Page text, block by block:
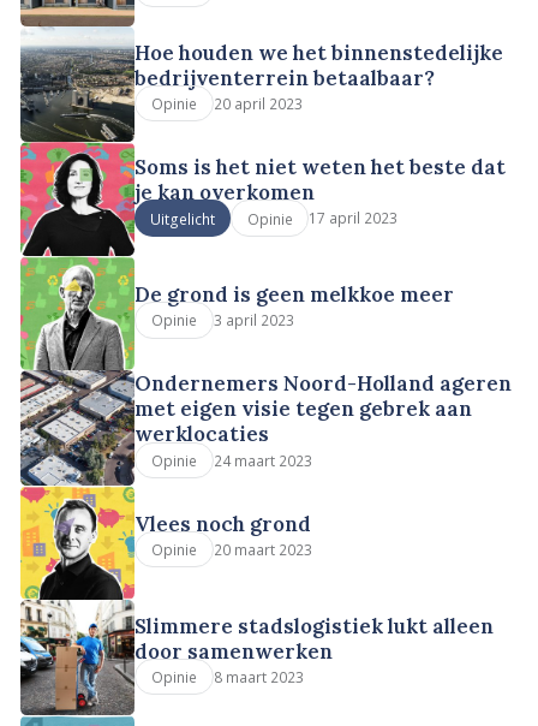
Hoe houden we het binnenstedelijke
bedrijventerrein betaalbaar?
Opinie 20 april 2023
Soms is het niet weten het beste dat
je kan overkomen
Uitgelicht Opinie 17 april 2023
De grond is geen melkkoe meer
Opinie 3 april 2023
Ondernemers Noord-Holland ageren
met eigen visie tegen gebrek aan
werklocaties
Opinie 24 maart 2023
Vlees noch grond
Opinie 20 maart 2023
Slimmere stadslogistiek lukt alleen
door samenwerken
Opinie 8 maart 2023